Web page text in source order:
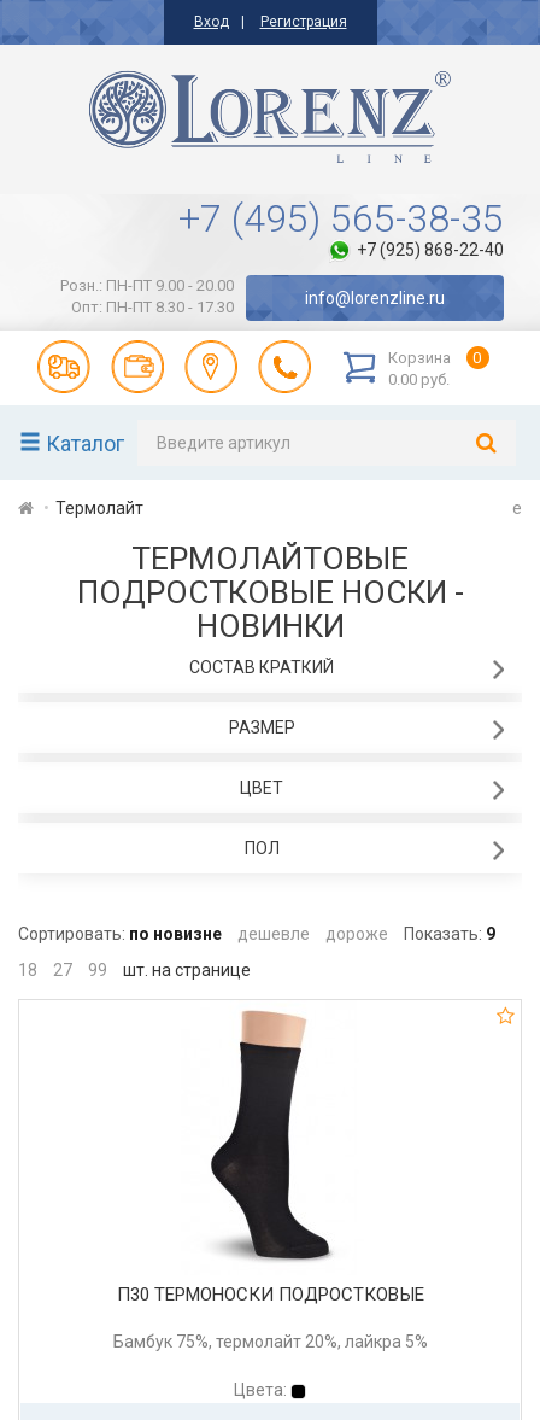
Вход Регистрация
+7 (495) 565-38-35
+7 (925) 868-22-40
Розн.: ПН-ПТ 9.00 - 20.00
Опт: ПН-ПТ 8.30 - 17.30
info@lorenzline.ru
Корзина
0
0.00 руб.
Каталог
Термолайт e
ТЕРМОЛАЙТОВЫЕ
ПОДРОСТКОВЫЕ НОСКИ -
НОВИНКИ
СОСТАВ КРАТКИЙ
РАЗМЕР
ЦВЕТ
ПОЛ
Сортировать: по новизне дешевле дороже Показать: 9
18
27 99 шт. на странице
П30 ТЕРМОНОСКИ ПОДРОСТКОВЫЕ
Бамбук 75%, термолайт 20%, лайкра 5%
Цвета: